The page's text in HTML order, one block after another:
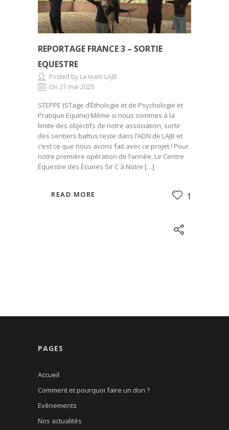
REPORTAGE FRANCE 3 – SORTIE
EQUESTRE
Posted by La team LAJB
On 27 mai 2025
STEPPE (STage d’Éthologie et de Psychologie et
Pratique Equine) Même si nous sommes à la
limite des objectifs de notre association, sortir
des sentiers battus reste dans l’ADN de LAJB et
c’est ce que nous avons fait avec ce projet ! Pour
notre première opération de l’année, Le Centre
Équestre des Écuries Sir C à Notre […]
READ MORE 1
PAGES
Accueil
Comment et pourquoi faire un don ?
Evènements
Nos actualités